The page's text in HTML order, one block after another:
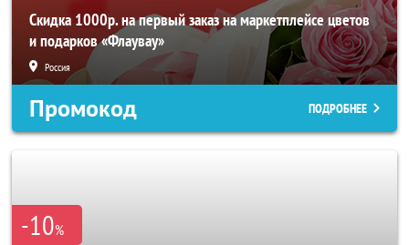
Скидка 1000р. на первый заказ на маркетплейсе цветов
и подарков «Флаувау»
Россия
Промокод ПОДРОБНЕЕ
-10%